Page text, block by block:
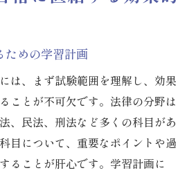
ための学習計画
は、まず試験範囲を理解し、効果
ことが不可欠です。法律の分野は
、民法、刑法など多くの科目があ
目について、重要なポイントや過
ることが肝心です。学習計画に